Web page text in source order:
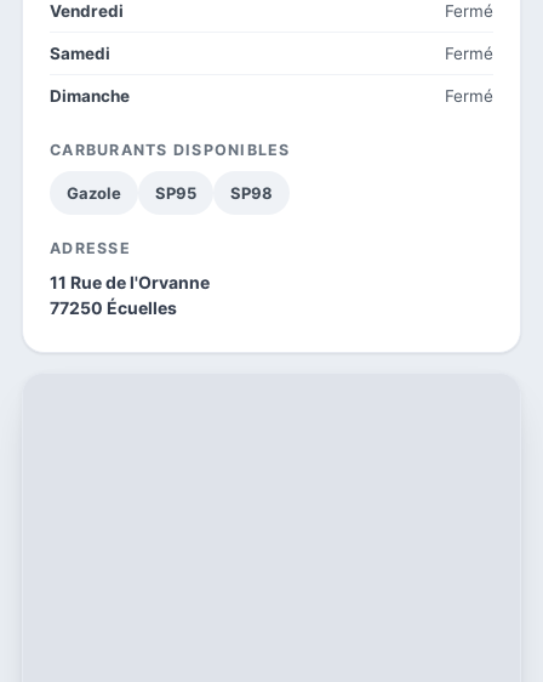
Vendredi Fermé
Samedi Fermé
Dimanche Fermé
CARBURANTS DISPONIBLES
Gazole SP95 SP98
ADRESSE
11 Rue de l'Orvanne
77250 Écuelles